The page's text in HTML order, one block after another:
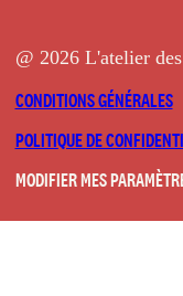
@ 2026 L'atelier
CONDITIONS GÉNÉRALES
POLITIQUE DE
MODIFIER MES